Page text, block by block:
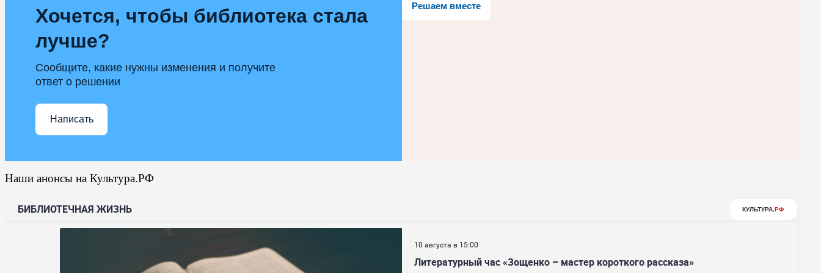
Решаем вместе
Хочется, чтобы библиотека стала
лучше?
Сообщите, какие нужны изменения и получите
ответ о решении
Написать
Наши анонсы на Культура.РФ